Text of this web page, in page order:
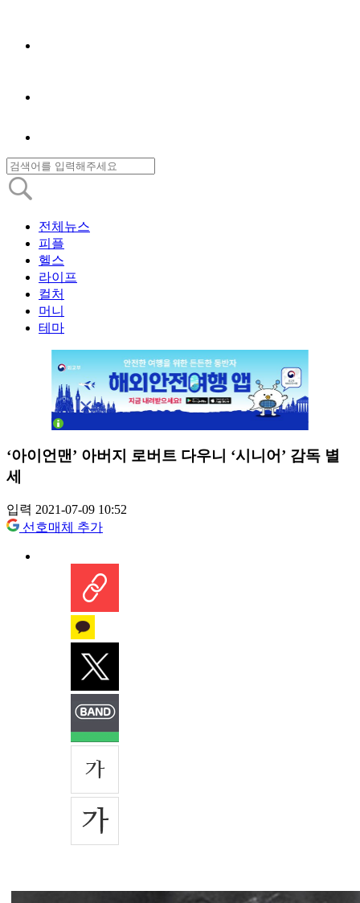
전체뉴스
피플
헬스
라이프
컬처
머니
테마
‘아이언맨’ 아버지 로버트 다우니 ‘시니어’ 감독 별
세
입력 2021-07-09 10:52
선호매체 추가